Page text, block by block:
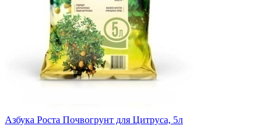
Азбука Роста Почвогрунт для Цитруса, 5л